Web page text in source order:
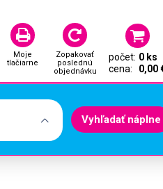
Moje
tlačiarne
Zopakovať
poslednú
objednávku
počet: 0 ks
cena:
0,00
Vyhľadať náplne